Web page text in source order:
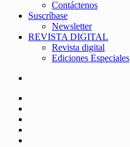
Contáctenos
Suscríbase
Newsletter
REVISTA DIGITAL
Revista digital
Ediciones Especiales